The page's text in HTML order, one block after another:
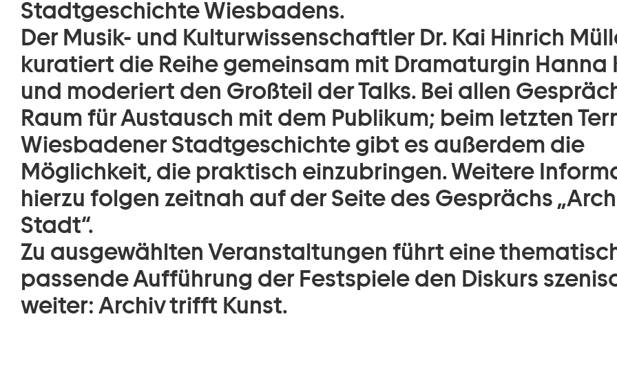
Stadtgeschichte Wiesbadens.
Der Musik- und Kulturwissenschaftler Dr. Kai Hinrich
kuratiert die Reihe gemeinsam mit Dramaturgin Hanna
und moderiert den Großteil der Talks. Bei allen
Raum für Austausch mit dem Publikum; beim letzten
Wiesbadener Stadtgeschichte gibt es außerdem die
Möglichkeit, die praktisch einzubringen. Weitere
hierzu folgen zeitnah auf der Seite des Gesprächs
Stadt“.
Zu ausgewählten Veranstaltungen führt eine
passende Aufführung der Festspiele den Diskurs
weiter: Archiv trifft Kunst.